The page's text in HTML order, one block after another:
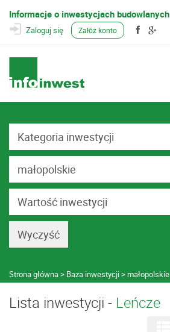
Informacje o inwestycjach budowlanych
Zaloguj się Załóż konto
Kategoria inwestycji
małopolskie
Wartość inwestycji
Strona główna Baza inwestycji małopolskie
Lista inwestycji - Leńcze